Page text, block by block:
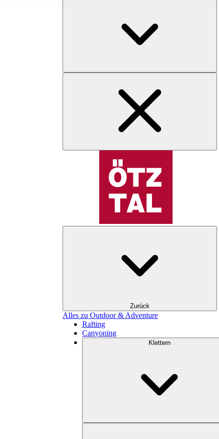
Zurück
Alles zu Outdoor & Adventure
Rafting
Canyoning
Klettern